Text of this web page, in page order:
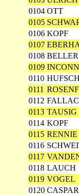
0104 OTT
0105
0106 KOPF
0107
0108 BELLER
0109
0110
0111
0112
0113 TAUSIG
0114 KOPF
0115 RENNIE
0116
0117
0118 LAUCH
0119 VOGEL
0120 CASPAR